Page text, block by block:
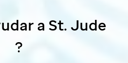
aSt. Jude
?